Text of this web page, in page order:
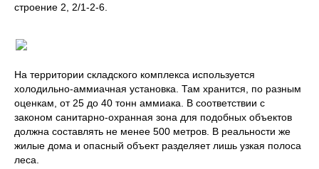
строение 2, 2/1-2-6.
На территории складского комплекса используется
холодильно-аммиачная установка. Там хранится, по разным
оценкам, от 25 до 40 тонн аммиака. В соответствии с
законом санитарно-охранная зона для подобных объектов
должна составлять не менее 500 метров. В реальности же
жилые дома и опасный объект разделяет лишь узкая полоса
леса.